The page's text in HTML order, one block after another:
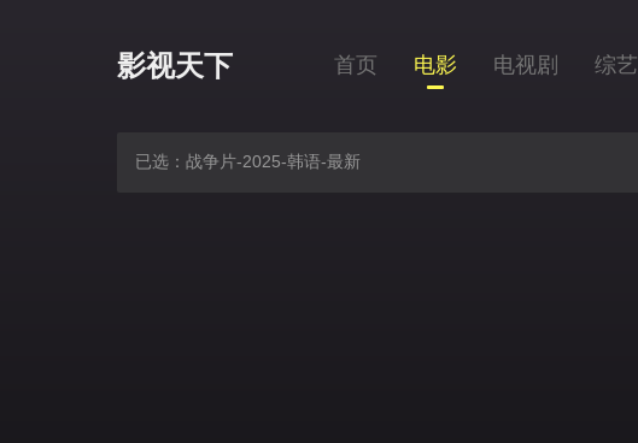
影视天下 首页 电影 电视剧 综艺
已选：战争片-2025-韩语-最新